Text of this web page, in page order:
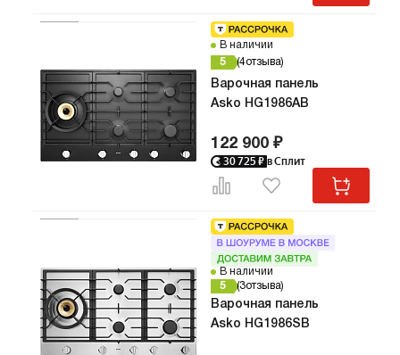
В наличии
5
4отзыва
Варочная панель
Asko HG1986AB
122 900 ₽
30 725 ₽ в Сплит
В наличии
5
3отзыва
Варочная панель
Asko HG1986SB